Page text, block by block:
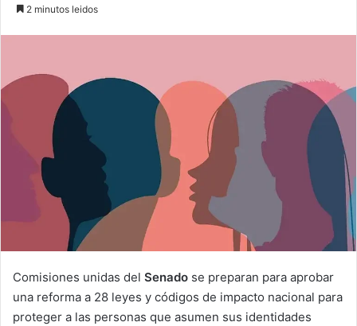
n
2 minutos leidos
Comisiones unidas del Senado se preparan para aprobar
una reforma a 28 leyes y códigos de impacto nacional para
proteger a las personas que asumen sus identidades